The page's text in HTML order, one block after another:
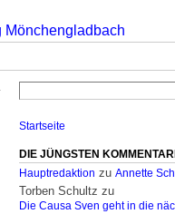
Startseite
DIE JÜNGSTEN
Hauptredaktion zu Annette
Torben Schultz zu
Die Causa Sven geht in die